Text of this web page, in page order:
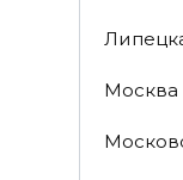
Москва